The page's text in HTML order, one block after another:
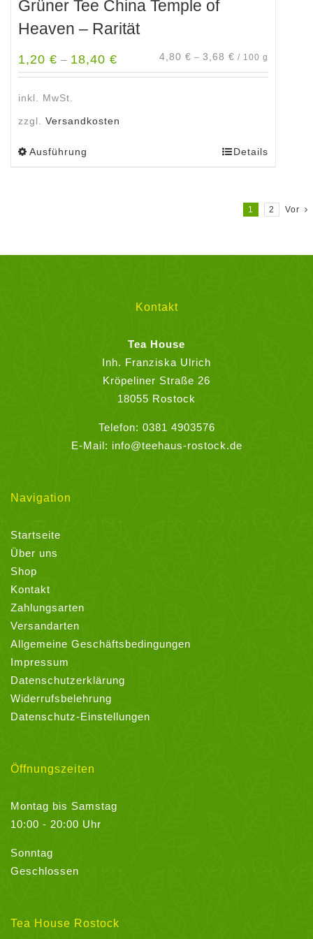
Grüner Tee China Temple of
Heaven – Rarität
1,20 € – 18,40 € 4,80 € – 3,68 € / 100 g
inkl. MwSt.
zzgl. Versandkosten
Ausführung
werden
Details
1 2 Vor
Kontakt
Tea House
Inh. Franziska Ulrich
Kröpeliner Straße 26
18055 Rostock
Telefon: 0381 4903576
E-Mail: info@teehaus-rostock.de
Navigation
Startseite
Über uns
Shop
Kontakt
Zahlungsarten
Versandarten
Allgemeine Geschäftsbedingungen
Impressum
Datenschutzerklärung
Widerrufsbelehrung
Datenschutz-Einstellungen
Öffnungszeiten
Montag bis Samstag
10:00 - 20:00 Uhr
Sonntag
Geschlossen
Tea House Rostock